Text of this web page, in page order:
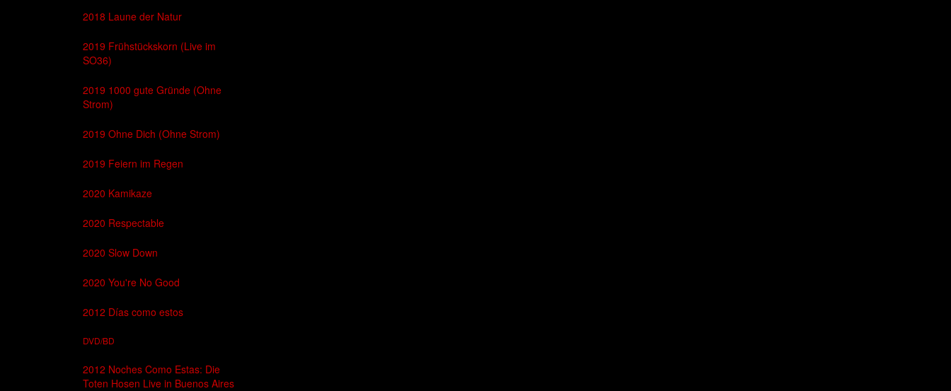
2018 Laune der Natur
2019 Frühstückskorn (Live im
SO36)
2019 1000 gute Gründe (Ohne
Strom)
2019 Ohne Dich (Ohne Strom)
2019 Feiern im Regen
2020 Kamikaze
2020 Respectable
2020 Slow Down
2020 You're No Good
2012 Días como estos
DVD/BD
2012 Noches Como Estas: Die
Toten Hosen Live in Buenos Aires